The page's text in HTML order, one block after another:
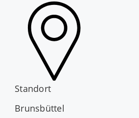
Standort
Brunsbüttel